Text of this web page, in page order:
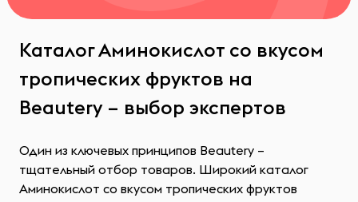
Каталог Аминокислот со вкусом
тропических фруктов на
Beautery – выбор экспертов
Один из ключевых принципов Beautery –
тщательный отбор товаров. Широкий каталог
Аминокислот со вкусом тропических фруктов